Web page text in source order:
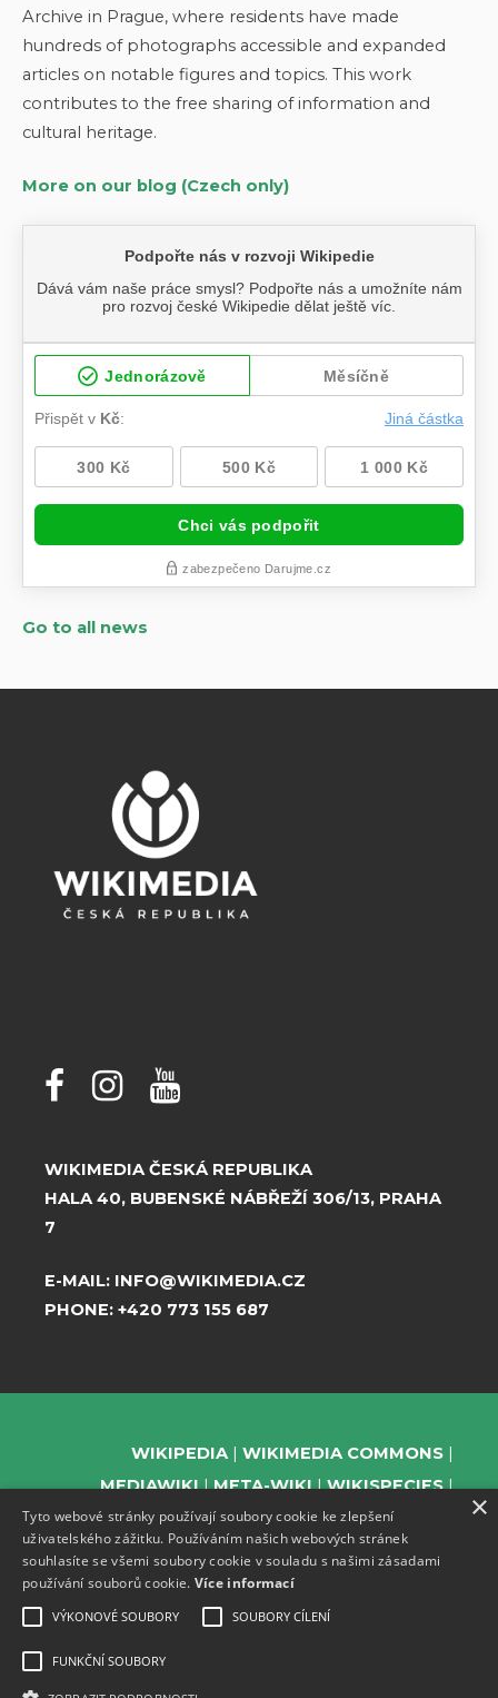
Archive in Prague, where residents have made
hundreds of photographs accessible and expanded
articles on notable figures and topics. This work
contributes to the free sharing of information and
cultural heritage.
More on our blog (Czech only)
Go to all news
WIKIMEDIA ČESKÁ REPUBLIKA
HALA 40, BUBENSKÉ NÁBŘEŽÍ 306/13, PRAHA
7
E-MAIL: INFO@WIKIMEDIA.CZ
PHONE: +420 773 155 687
WIKIPEDIA
WIKIMEDIA COMMONS
MEDIAWIKI
META-WIKI
WIKISPECIES
WIKIBOOKS
WIKIDATA
WIKIMANIA
WIKISOURCE
WIKIVERSITY
×
Tyto webové stránky používají soubory cookie ke zlepšení
uživatelského zážitku. Používáním našich webových stránek
souhlasíte se všemi soubory cookie v souladu s našimi zásadami
používání souborů cookie. Více informací
VÝKONOVÉ SOUBORY SOUBORY CÍLENÍ
FUNKČNÍ SOUBORY